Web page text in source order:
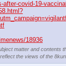
after-covid-19-
18936
matter and contents
the views of the